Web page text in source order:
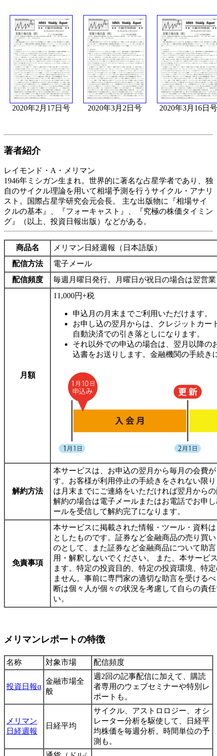
2020年2月17日号 2020年3月2日号 2020年3月16日号
著者紹介
レイモンド・A・メリマン
1946年ミシガン生まれ。世界的に著名な占星学者であり、独
自のサイクル理論を用いて相場予測を行うサイクル・アナリ
スト。国際占星学研究会元会長。 主な出版物に『相場サイ
クルの基本』、『フォーキャスト』、『究極の株価タイミン
グ』（以上、投資日報出版）などがある。
商品名
メリマン日経週報（日本語版）
配信方法
電子メール
配信頻度
毎週月曜日発行。月曜日が祝日の場合は翌営
月額
11,000円+税
申込月の月末までご利用いただけます。
お申し込の翌月からは、クレジットカー
自動決済での引き落としになります。
それ以外での申込の場合は、翌月以降の
込書をお送りします。金融機関の手続き
解約方法
本サービスは、お申込の翌月から毎月の会費
す。お客様が利用停止の手続きをされない限
は月末までにご連絡をいただければ翌月から
解約の場合は電子メールまたはお電話でお申
ールを受信して解約完了になります。
免責事項
本サービスに掲載された情報・ツール・資料
としたものです。証券など金融商品の売り買
のとして、また証券など金融商品について助
用・解釈しないでください。 また、本サービ
ます。特定の投資目的、特定の投資環境、特
ません。事前に専門家の適切な助言を受ける
断は個々人が個々の状況を考慮して自らの責
い。
メリマンレポートの特徴
名称 対象市場 配信頻度
投資日報α
金融市場全
般
週2回の記事配信に加えて、購読
者専用のウェブセミナーや特別レ
ポートも。
メリマン
日経週報
日経平均
サイクル、アストロロジー、オシ
レーター分析を駆使して、日経平
均株価を毎週分析。時間単位の予
測も。